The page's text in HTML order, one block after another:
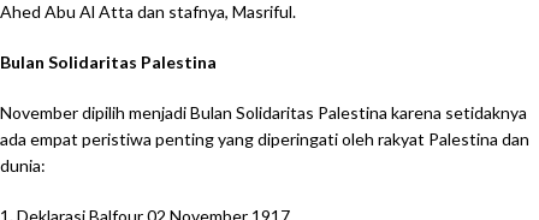
Ahed Abu Al Atta dan stafnya, Masriful.
Bulan Solidaritas Palestina
November dipilih menjadi Bulan Solidaritas Palestina karena setidaknya
ada empat peristiwa penting yang diperingati oleh rakyat Palestina dan
dunia: